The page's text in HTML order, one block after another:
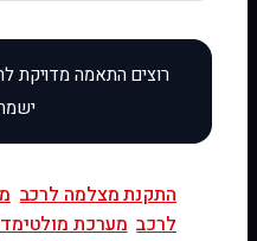
התקנת מצלמה לרכב
לרכב מערכת